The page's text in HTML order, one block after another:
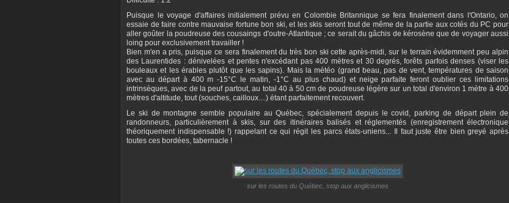
Puisque le voyage d'affaires initialement prévu en Colombie Britannique se fera finalement dans l'Ontario, on
essaie de faire contre mauvaise fortune bon ski, et les skis seront tout de même de la partie aux cotés du PC pour
aller goûter la poudreuse des cousaings d'outre-Atlantique ; ce serait du gâchis de kérosène que de voyager aussi
loing pour exclusivement travailler !
Bien m'en a pris, puisque ce sera finalement du très bon ski cette après-midi, sur le terrain évidemment peu alpin
des Laurentides : dénivelées et pentes n'excédant pas 400 mètres et 30 degrés, forêts parfois denses (viser les
bouleaux et les érables plutôt que les sapins). Mais la météo (grand beau, pas de vent, températures de saison
avec au départ à 400 m -15°C le matin, -1°C au plus chaud) et neige parfaite feront oublier ces limitations
intrinsèques, avec de la peuf partout, au total 40 à 50 cm de poudreuse légère sur un total d'environ 1 mètre à 400
mètres d'altitude, tout (souches, cailloux....) étant parfaitement recouvert.
Le ski de montagne semble populaire au Québec, spécialement depuis le covid, parking de départ plein de
randonneurs, particulièrement à skis, sur des itinéraires balisés et réglementés (enregistrement électronique
théoriquement indispensable !) rappelant ce qui régit les parcs états-uniens... Il faut juste être bien greyé après
toutes ces bordées, tabernacle !
sur les routes du Québec, stop aux anglicismes